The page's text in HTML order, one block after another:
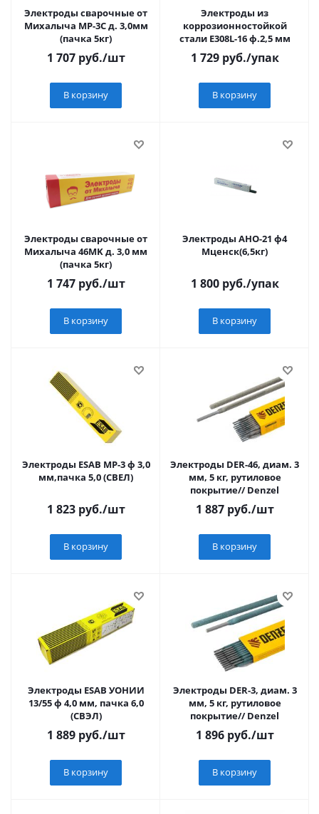
Электроды сварочные от
Михалыча МР-3С д. 3,0мм
(пачка 5кг)
1 707руб./шт
В корзину
Электроды из
коррозионностойкой
стали E308L-16 ф.2,5 мм
1 729руб./упак
В корзину
Электроды сварочные от
Михалыча 46MK д. 3,0 мм
(пачка 5кг)
1 747руб./шт
В корзину
Электроды АНО-21 ф4
Мценск(6,5кг)
1 800руб./упак
В корзину
Электроды ESAB МР-3 ф 3,0
мм,пачка 5,0 (СВЕЛ)
1 823руб./шт
В корзину
Электроды DER-46, диам. 3
мм, 5 кг, рутиловое
покрытие// Denzel
1 887руб./шт
В корзину
Электроды ESAB УОНИИ
13/55 ф 4,0 мм, пачка 6,0
(СВЭЛ)
1 889руб./шт
В корзину
Электроды DER-3, диам. 3
мм, 5 кг, рутиловое
покрытие// Denzel
1 896руб./шт
В корзину